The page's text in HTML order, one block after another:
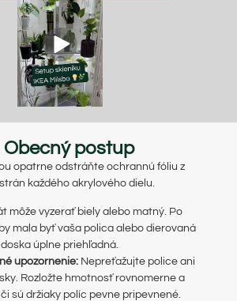
Obecný postup
opatrne odstráňte ochrannú fóliu z
každého akrylového dielu.
môže vyzerať biely alebo matný. Po
mala byť vaša polica alebo dierovaná
doska úplne priehľadná.
upozornenie:Nepreťažujte police ani
Rozložte hmotnosť rovnomerne a
sú držiaky políc pevne pripevnené.